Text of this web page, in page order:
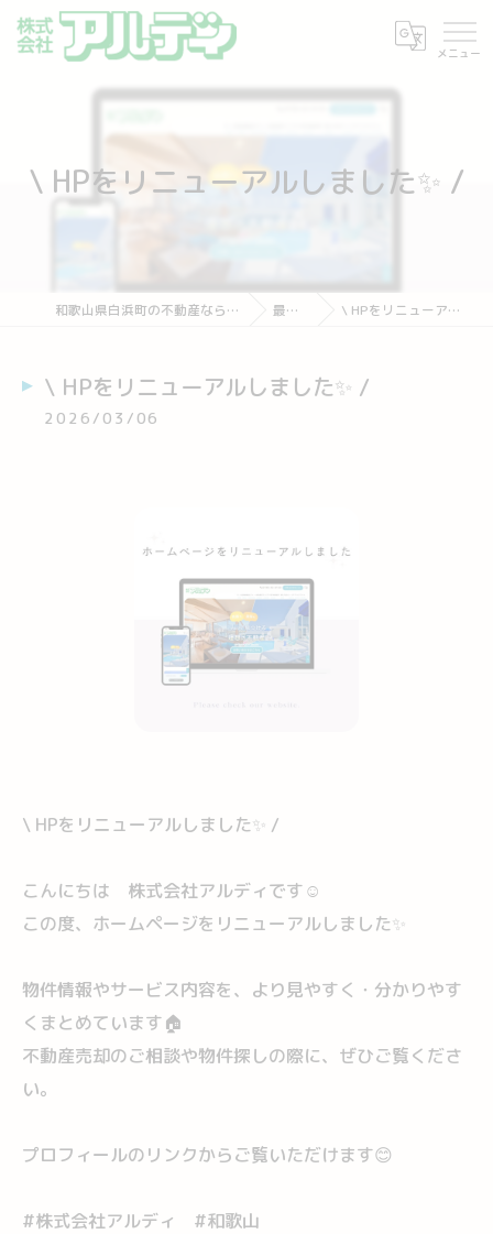
\ HPをリニューアルしました✨ /
和歌山県白浜町の不動産なら株式会社アルディ 最新情報 \ HPをリニューアルしました✨ /
\ HPをリニューアルしました✨ /
2026/03/06
\ HPをリニューアルしました✨ /
こんにちは 株式会社アルディです☺
この度、ホームページをリニューアルしました✨
物件情報やサービス内容を、より見やすく・分かりやす
くまとめています🏠
不動産売却のご相談や物件探しの際に、ぜひご覧くださ
い。
プロフィールのリンクからご覧いただけます😊
#株式会社アルディ #和歌山